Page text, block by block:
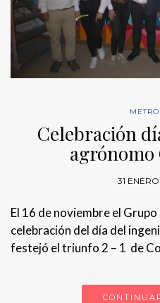
Celebración
agrónomo
31
El 16 de noviembre el
celebración del día del
festejó el triunfo 2 – 1 de